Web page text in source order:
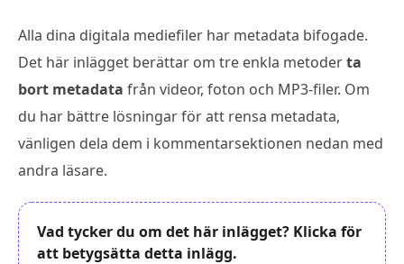
Alla dina digitala mediefiler har metadata bifogade.
Det här inlägget berättar om tre enkla metoderta
bort metadata från videor, foton och MP3-filer. Om
du har bättre lösningar för att rensa metadata,
vänligen dela dem i kommentarsektionen nedan med
andra läsare.
Vad tycker du om det här inlägget? Klicka för
att betygsätta detta inlägg.